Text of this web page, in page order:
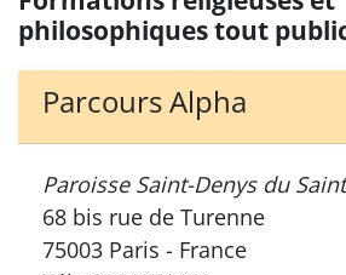
philosophiques tout
Parcours Alpha
Paroisse Saint-Denys du
68 bis rue de Turenne
75003 Paris - France